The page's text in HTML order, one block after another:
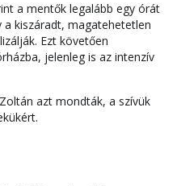
a mentők legalább egy órát
kiszáradt, magatehetetlen
Ezt követően
jelenleg is az intenzív
azt mondták, a szívük